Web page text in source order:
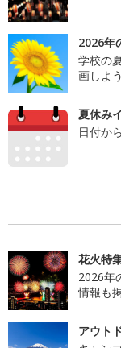
2026年
学校の
画しよう
夏休み
日付か
花火特
2026年
情報も
アウト